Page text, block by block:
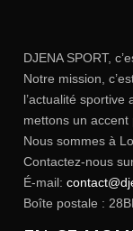
DJENA SPORT,
Notre mission,
l’actualité sportive
mettons un
Nous sommes à
Contactez-nous
É-mail:
Boîte postale :